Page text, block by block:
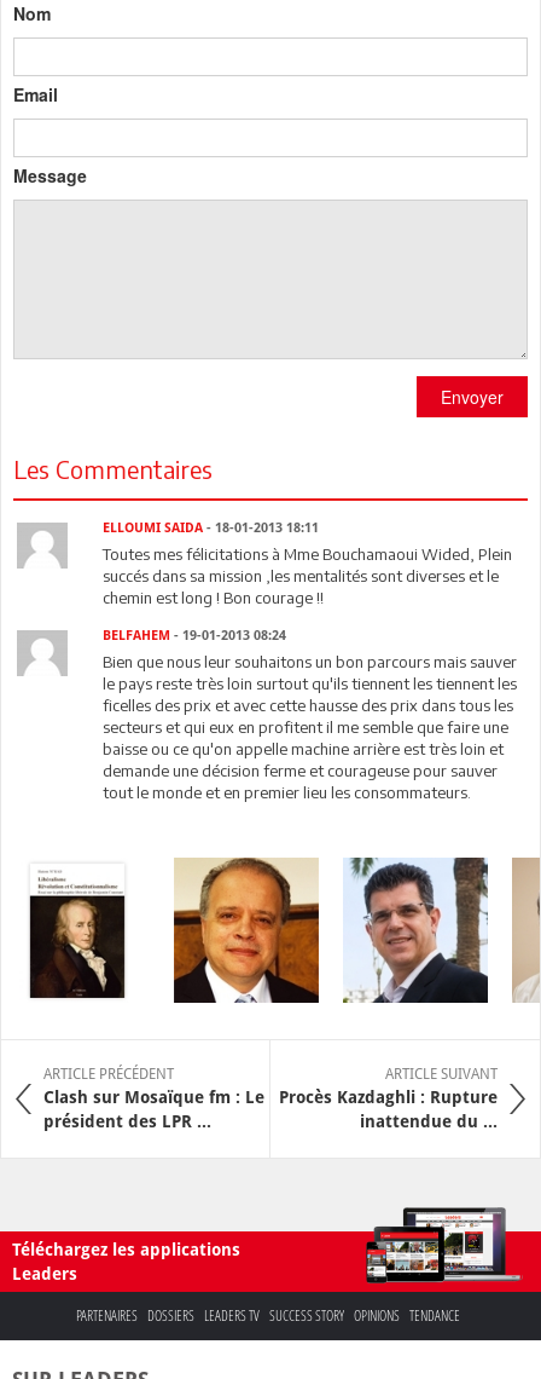
Nom
Email
Message
Envoyer
Les Commentaires
ELLOUMI SAIDA - 18-01-2013 18:11
Toutes mes félicitations à Mme Bouchamaoui Wided, Plein
succés dans sa mission ,les mentalités sont diverses et le
chemin est long ! Bon courage !!
BELFAHEM - 19-01-2013 08:24
Bien que nous leur souhaitons un bon parcours mais sauver
le pays reste très loin surtout qu'ils tiennent les tiennent les
ficelles des prix et avec cette hausse des prix dans tous les
secteurs et qui eux en profitent il me semble que faire une
baisse ou ce qu'on appelle machine arrière est très loin et
demande une décision ferme et courageuse pour sauver
tout le monde et en premier lieu les consommateurs.
ARTICLE PRÉCÉDENT
Clash sur Mosaïque fm : Le
président des LPR ...
ARTICLE SUIVANT
Procès Kazdaghli : Rupture
inattendue du ...
Téléchargez les applications
Leaders
PARTENAIRES DOSSIERS LEADERS TV SUCCESS STORY OPINIONS TENDANCE